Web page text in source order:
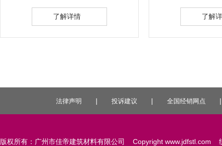
法律声明 | 投诉建议 | 全国经销网点
版权所有：广州市佳帝建筑材料有限公司 Copyright www.jdfstl.com